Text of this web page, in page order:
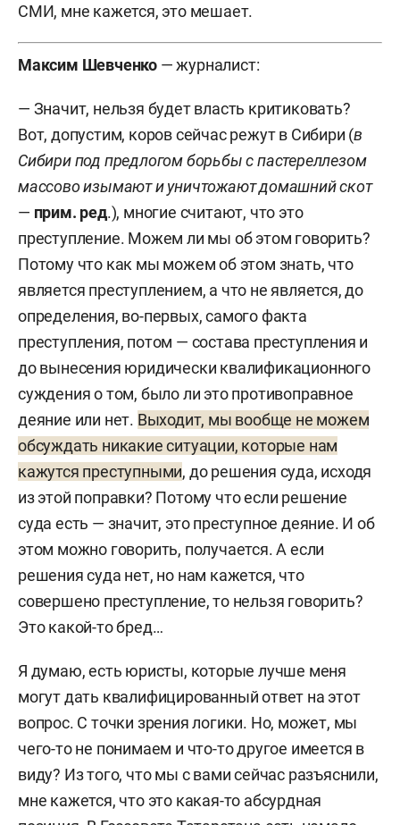
СМИ, мне кажется, это мешает.
Максим Шевченко —журналист:
— Значит, нельзя будет власть критиковать?
Вот, допустим, коров сейчас режут в Сибири (в
Сибири под предлогом борьбы с пастереллезом
массово изымают и уничтожают домашний скот
— прим. ред.), многие считают, что это
преступление. Можем ли мы об этом говорить?
Потому что как мы можем об этом знать, что
является преступлением, а что не является, до
определения, во-первых, самого факта
преступления, потом — состава преступления и
до вынесения юридически квалификационного
суждения о том, было ли это противоправное
деяние или нет. Выходит, мы вообще не можем
обсуждать никакие ситуации, которые нам
кажутся преступными, до решения суда, исходя
из этой поправки? Потому что если решение
суда есть — значит, это преступное деяние. И об
этом можно говорить, получается. А если
решения суда нет, но нам кажется, что
совершено преступление, то нельзя говорить?
Это какой-то бред…
Я думаю, есть юристы, которые лучше меня
могут дать квалифицированный ответ на этот
вопрос. С точки зрения логики. Но, может, мы
чего-то не понимаем и что-то другое имеется в
виду? Из того, что мы с вами сейчас разъяснили,
мне кажется, что это какая-то абсурдная